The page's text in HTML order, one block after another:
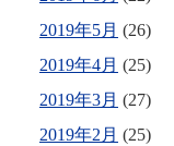
2019年5月 (26)
2019年4月 (25)
2019年3月 (27)
2019年2月 (25)